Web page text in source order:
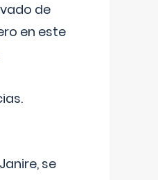
de
en este
se